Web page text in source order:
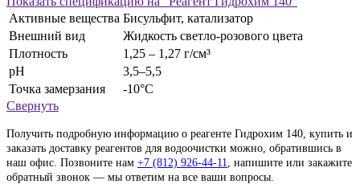
Активные вещества Бисульфит, катализатор
Внешний вид
Жидкость светло-розового цвета
Плотность
1,25 – 1,27 г/см³
рН
3,5–5,5
Точка замерзания
-10°С
Свернуть
Получить подробную информацию о реагенте Гидрохим 140, купить и
заказать доставку реагентов для водоочистки можно, обратившись в
наш офис. Позвоните нам +7 (812) 926-44-11
, напишите или закажите
обратный звонок — мы ответим на все ваши вопросы.